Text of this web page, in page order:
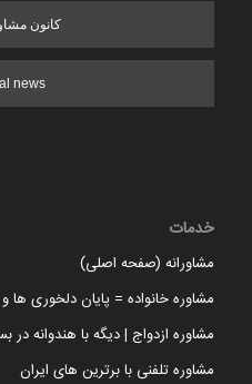
کانون
news
خدمات
مشاورانه (صفحه اصلی)
مشاوره خانواده = پایان دلخوری
مشاوره ازدواج | دیگه با هندوانه در
مشاوره تلفنی با برترین های ایران